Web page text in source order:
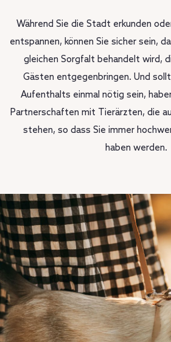
Während Sie die Stadt erkunden
entspannen, können Sie sicher sein,
gleichen Sorgfalt behandelt wird,
Gästen entgegenbringen. Und
Aufenthalts einmal nötig sein,
Partnerschaften mit Tierärzten, die
stehen, so dass Sie immer
haben werden.